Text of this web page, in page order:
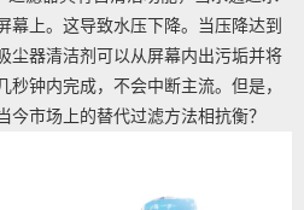
幕上。这导致水压下降。当压降达到
尘器清洁剂可以从屏幕内出污垢并将
钟内完成，不会中断主流。但是，
今市场上的替代过滤方法相抗衡？